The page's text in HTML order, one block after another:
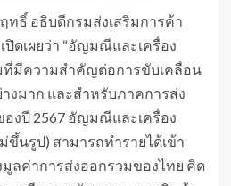
ทธิ์ อธิบดีกรมส่งเสริมการค้า
ปิดเผยว่า “อัญมณีและเครื่อง
ที่มีความสำคัญต่อการขับเคลื่อน
งมาก และสำหรับภาคการส่ง
องปี 2567 อัญมณีและเครื่อง
ขึ้นรูป) สามารถทำรายได้เข้า
มูลค่าการส่งออกรวมของไทย คิด